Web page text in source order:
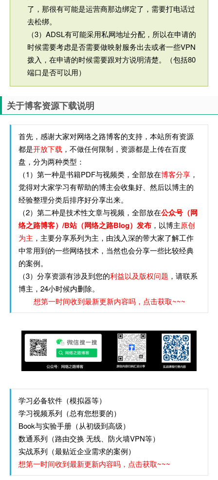
了，那很有可能是运营商那边绑定了，需要打电话过
去松绑。
（3）ADSL有可能采用私网地址分配，所以在申请的
时候需要考虑是否需要做映射服务出去或者一些VPN
拨入，在申请的时候需要跟对方说明清楚。（包括80
端口是否可以用）
关于博客资源下载说明
首先，感谢大家对网络之路博客的支持，本站所有资源
都是开放下载 ，不做任何限制，资源都是上传在百度
盘，分为两种类型：
（1）第一种是书籍PDF与视频类，全部放在博客分享 ，
觉得对大家学习有帮助的博主会收集好、然后以博主的
经验整理分类后排序好分享出来。
（2）第二种是技术性文章与视频，全部放在公众号（网
络之路博客）/B站（网络之路Blog）发布 ，以博主原创
为主 ，主要分享系列为主，由浅入深的带大家了解工作
中常用到的一些网络技术，当然也会分享一些比较经典
的案例。
（3）分享资源有涉及到您的利益以及版权问题 ，请联系
博主，24小时候内删除。
想第一时间收到最新更新内容吗，点击获取~~~
学习必备软件（模拟器等）
学习视频系列（总有您想要的）
Book与实验手册（从初级到高级）
数通系列（路由交换 无线、防火墙VPN等）
实战系列（最贴近企业需求的案例）
想第一时间收到最新更新内容吗，点击获取~~~